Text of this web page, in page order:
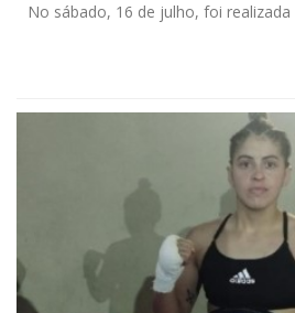
No sábado, 16 de julho, foi realizada